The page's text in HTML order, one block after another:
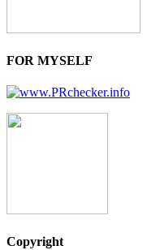
FOR MYSELF
Copyright